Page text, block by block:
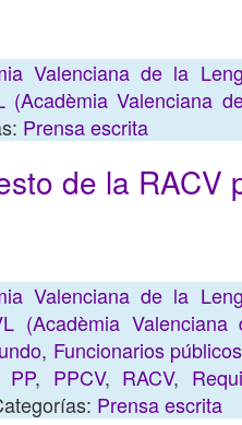
Valenciana de la
(Acadèmia Valenciana
Prensa escrita
de la RACV
Valenciana de la
(Acadèmia
, Funcionarios
PP, PPCV, RACV,
Prensa escrita